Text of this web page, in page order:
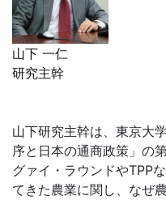
山下 一仁
研究主幹
山下研究主幹は、東京大
序と日本の通商政策」の
グァイ・ラウンドやTPP
てきた農業に関し、なぜ